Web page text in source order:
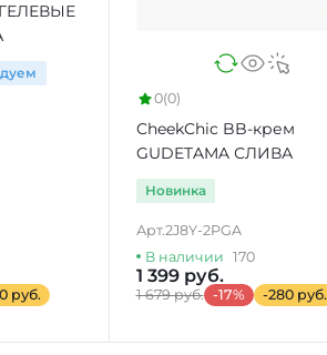
ГЕЛЕВЫЕ
руб.
0(0)
CheekChic BB-крем
GUDETAMA СЛИВА
Новинка
Арт.2J8Y-2PGA
В наличии 170
1 399 руб.
1 679 руб. -17% -280 руб.